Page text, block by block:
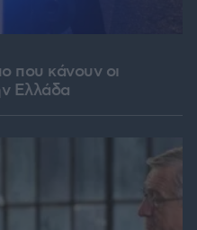
που κάνουν οι
Ελλάδα